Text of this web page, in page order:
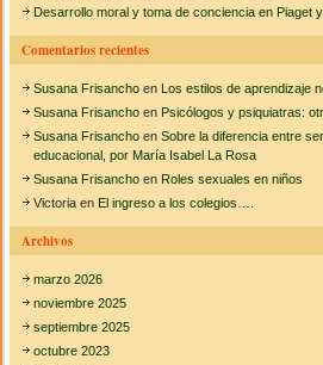
Desarrollo moral y toma de conciencia en Piaget
Comentarios recientes
Susana Frisancho enLos estilos de aprendizaje
Susana Frisancho enPsicólogos y psiquiatras:
Susana Frisancho enSobre la diferencia entre
educacional, por María Isabel La Rosa
Susana Frisancho enRoles sexuales en niños
Victoria enEl ingreso a los colegios….
Archivos
marzo 2026
noviembre 2025
septiembre 2025
octubre 2023